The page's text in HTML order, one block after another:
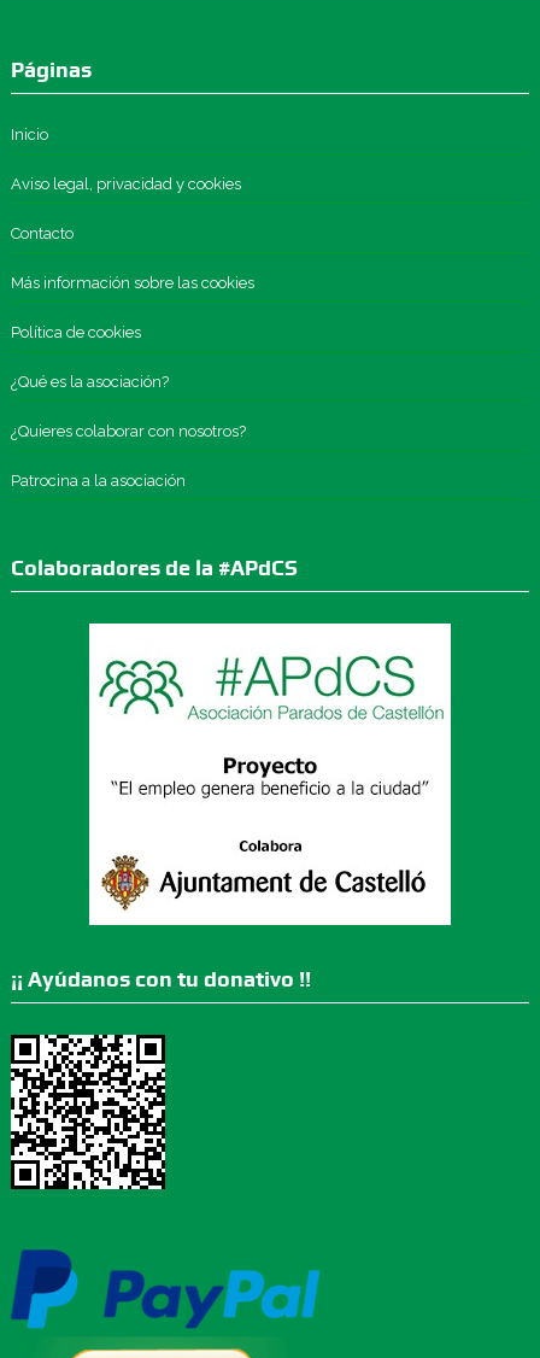
Páginas
Inicio
Aviso legal, privacidad y cookies
Contacto
Más información sobre las cookies
Política de cookies
¿Qué es la asociación?
¿Quieres colaborar con nosotros?
Patrocina a la asociación
Colaboradores de la #APdCS
¡¡ Ayúdanos con tu donativo !!